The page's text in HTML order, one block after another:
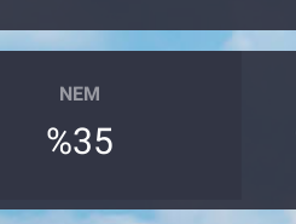
NEM
%35